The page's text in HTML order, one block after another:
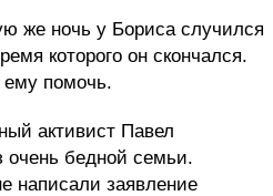
же ночь у Бориса случился
которого он скончался.
помочь.
активист Павел
бедной семьи.
написали заявление